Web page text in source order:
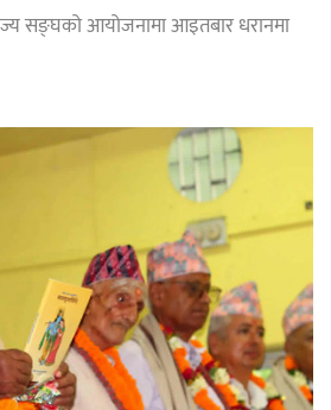
सङ्घको आयोजनामा आइतबार धरानमा